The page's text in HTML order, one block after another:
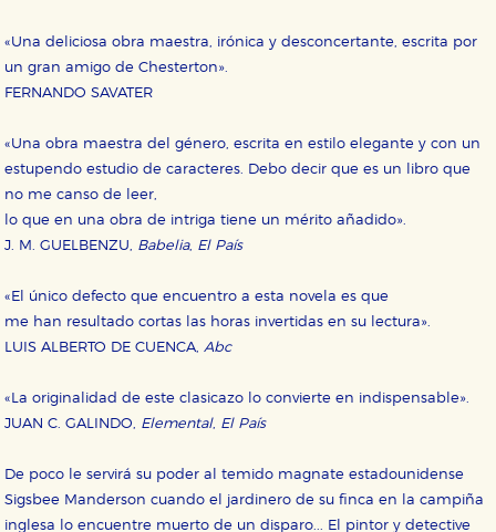
«Una deliciosa obra maestra, irónica y desconcertante, escrita por
un gran amigo de Chesterton».
FERNANDO SAVATER
«Una obra maestra del género, escrita en estilo elegante y con un
estupendo estudio de caracteres. Debo decir que es un libro que
no me canso de leer,
lo que en una obra de intriga tiene un mérito añadido».
J. M. GUELBENZU, Babelia, El País
«El único defecto que encuentro a esta novela es que
me han resultado cortas las horas invertidas en su lectura».
LUIS ALBERTO DE CUENCA,Abc
«La originalidad de este clasicazo lo convierte en indispensable».
JUAN C. GALINDO, Elemental, El País
De poco le servirá su poder al temido magnate estadounidense
Sigsbee Manderson cuando el jardinero de su finca en la campiña
inglesa lo encuentre muerto de un disparo... El pintor y detective